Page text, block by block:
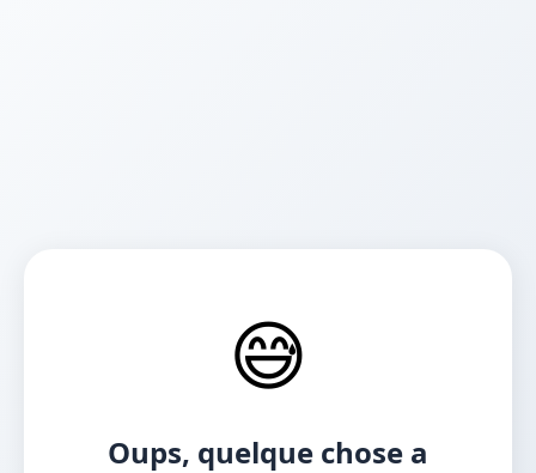
😅
Oups, quelque chose a